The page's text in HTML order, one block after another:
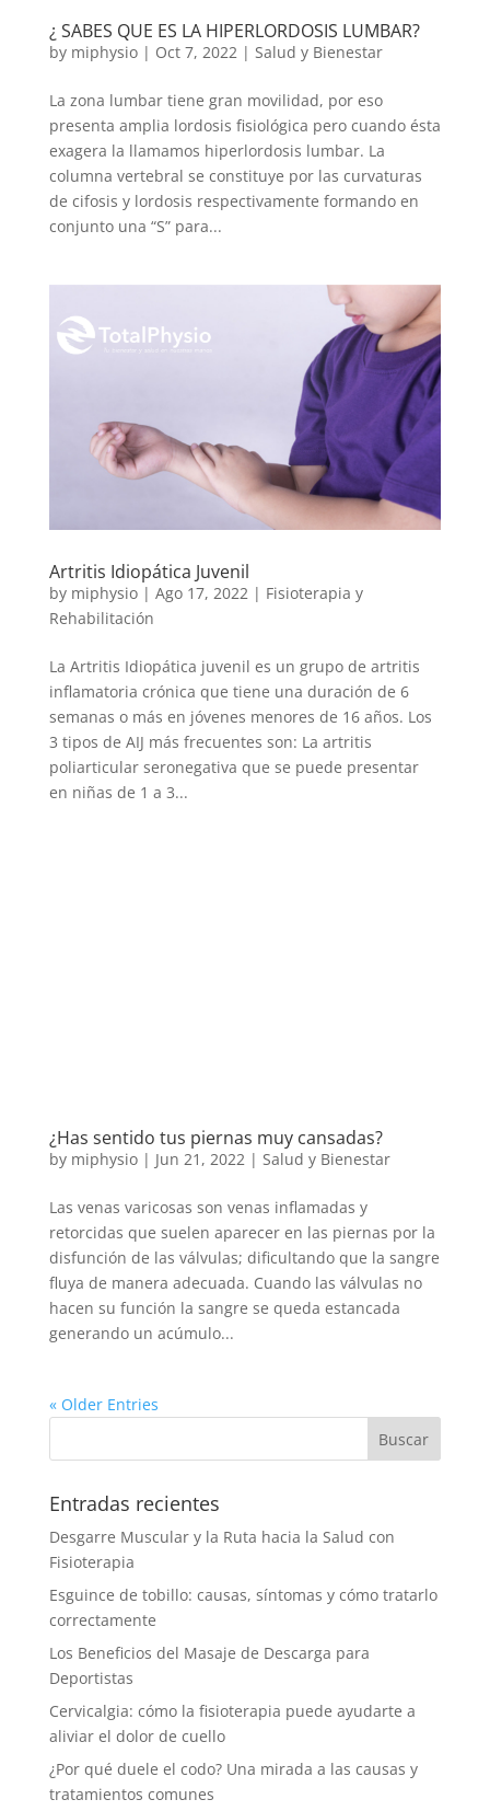
¿ SABES QUE ES LA HIPERLORDOSIS LUMBAR?
by miphysio| Oct 7, 2022| Salud y Bienestar
La zona lumbar tiene gran movilidad, por eso
presenta amplia lordosis fisiológica pero cuando ésta
exagera la llamamos hiperlordosis lumbar. La
columna vertebral se constituye por las curvaturas
de cifosis y lordosis respectivamente formando en
conjunto una “S” para...
Artritis Idiopática Juvenil
by miphysio| Ago 17, 2022| Fisioterapia y
Rehabilitación
La Artritis Idiopática juvenil es un grupo de artritis
inflamatoria crónica que tiene una duración de 6
semanas o más en jóvenes menores de 16 años. Los
3 tipos de AIJ más frecuentes son: La artritis
poliarticular seronegativa que se puede presentar
en niñas de 1 a 3...
¿Has sentido tus piernas muy cansadas?
by miphysio| Jun 21, 2022| Salud y Bienestar
Las venas varicosas son venas inflamadas y
retorcidas que suelen aparecer en las piernas por la
disfunción de las válvulas; dificultando que la sangre
fluya de manera adecuada. Cuando las válvulas no
hacen su función la sangre se queda estancada
generando un acúmulo...
« Older Entries
Entradas recientes
Desgarre Muscular y la Ruta hacia la Salud con
Fisioterapia
Esguince de tobillo: causas, síntomas y cómo tratarlo
correctamente
Los Beneficios del Masaje de Descarga para
Deportistas
Cervicalgia: cómo la fisioterapia puede ayudarte a
aliviar el dolor de cuello
¿Por qué duele el codo? Una mirada a las causas y
tratamientos comunes